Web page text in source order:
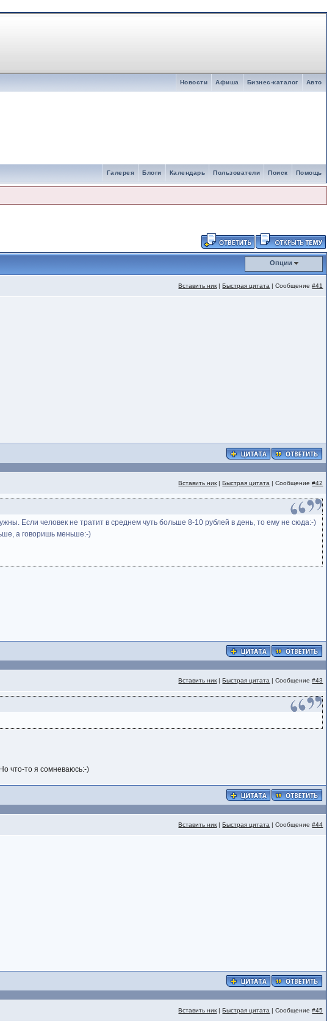
Авто
Бизнес-каталог
Афиша
Новости
Помощь
Поиск
Пользователи
Календарь
Блоги
Галерея
Опции
Вставить ник |Быстрая цитата | Сообщение#41
Вставить ник |Быстрая цитата | Сообщение#42
Если человек не тратит в среднем чуть больше 8-10 рублей в день, то ему не сюда:-)
а говоришь меньше:-)
Вставить ник |Быстрая цитата | Сообщение#43
что-то я сомневаюсь:-)
Вставить ник |Быстрая цитата | Сообщение#44
Вставить ник |Быстрая цитата | Сообщение#45